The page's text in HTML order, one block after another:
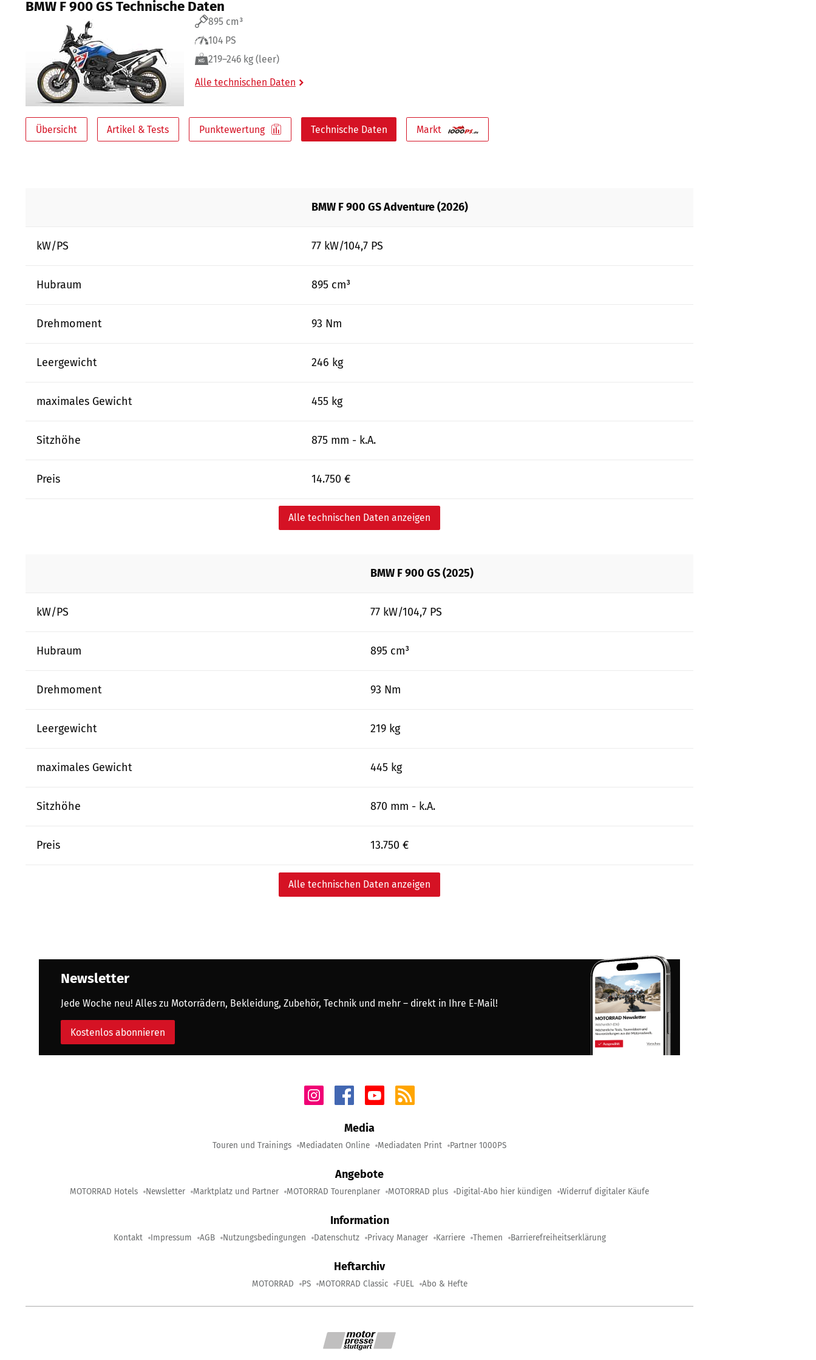
BMW F 900 GS Technische Daten
895 cm³
104 PS
219–246 kg (leer)
Alle technischen Daten
Übersicht Artikel & Tests Punktewertung Technische Daten Markt
BMW F 900 GS Adventure (2026)
kW/PS 77 kW/104,7 PS
Hubraum 895 cm³
Drehmoment 93 Nm
Leergewicht 246 kg
maximales Gewicht 455 kg
Sitzhöhe 875 mm - k.A.
Preis 14.750 €
Alle technischen Daten anzeigen
BMW F 900 GS (2025)
kW/PS 77 kW/104,7 PS
Hubraum 895 cm³
Drehmoment 93 Nm
Leergewicht 219 kg
maximales Gewicht 445 kg
Sitzhöhe 870 mm - k.A.
Preis 13.750 €
Alle technischen Daten anzeigen
Newsletter
Jede Woche neu! Alles zu Motorrädern, Bekleidung, Zubehör, Technik und mehr – direkt in Ihre E-Mail!
Kostenlos abonnieren
Media
Touren und Trainings Mediadaten Online Mediadaten Print Partner 1000PS
Angebote
MOTORRAD Hotels Newsletter Marktplatz und Partner MOTORRAD Tourenplaner MOTORRAD plus Digital-Abo hier kündigen Widerruf digitaler Käufe
Information
Kontakt Impressum AGB Nutzungsbedingungen Datenschutz Privacy Manager Karriere Themen Barrierefreiheitserklärung
Heftarchiv
MOTORRAD PS MOTORRAD Classic FUEL Abo & Hefte